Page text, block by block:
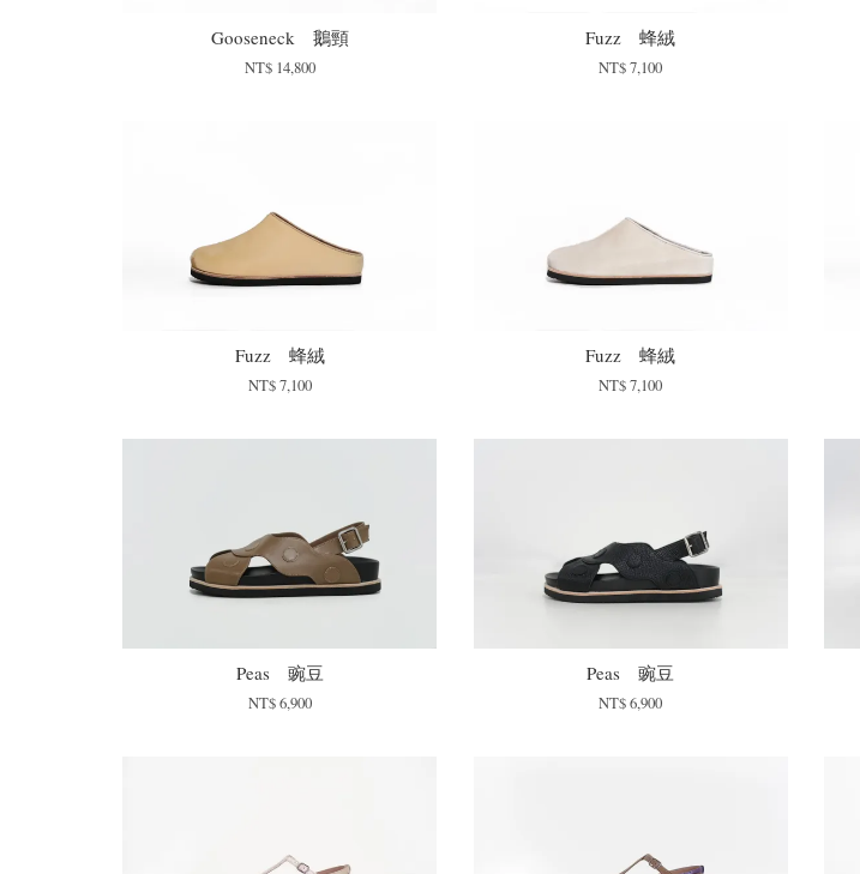
Gooseneck 鵝頸
NT$ 14,800
Fuzz 蜂絨
NT$ 7,100
Fuzz 蜂絨
NT$ 7,100
Fuzz 蜂絨
NT$ 7,100
Peas 豌豆
NT$ 6,900
Peas 豌豆
NT$ 6,900